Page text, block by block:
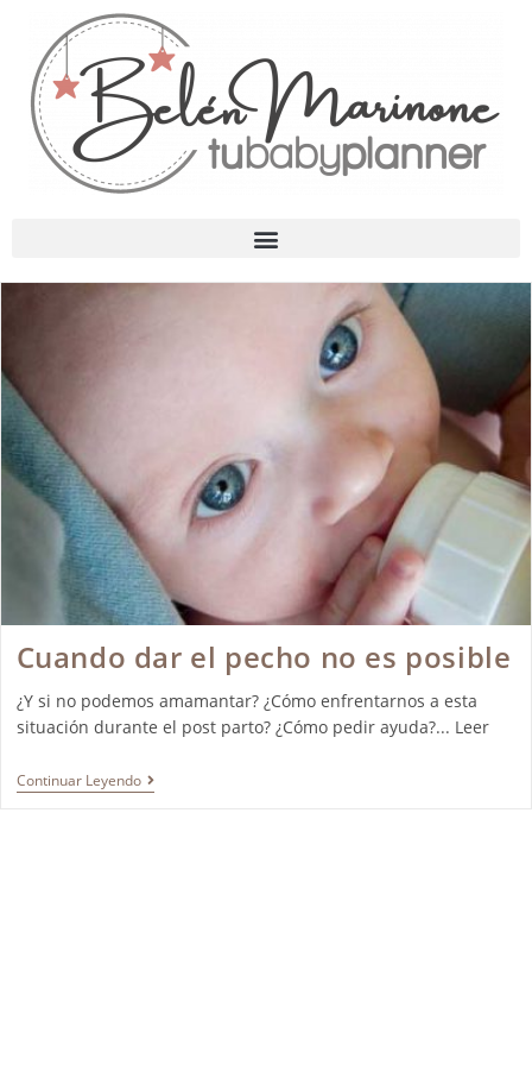
Cuando dar el pecho no es posible
¿Y si no podemos amamantar? ¿Cómo enfrentarnos a esta
situación durante el post parto? ¿Cómo pedir ayuda?... Leer
Continuar Leyendo